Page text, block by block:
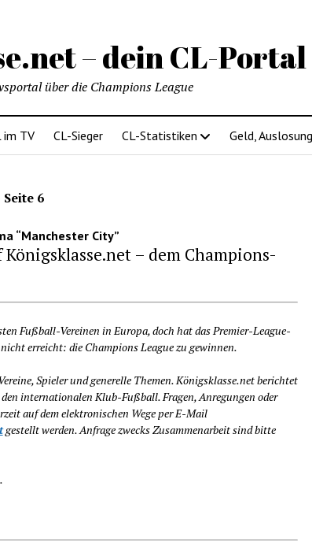
– dein CL-Portal
über die Champions League
im TV CL-Sieger CL-Statistiken Geld,
Seite 6
“Manchester City”
– dem Champions-
Fußball-Vereinen in Europa, doch hat das Premier-League-
erreicht: die Champions League zu gewinnen.
Spieler und generelle Themen. Königsklasse.net berichtet
internationalen Klub-Fußball. Fragen, Anregungen oder
auf dem elektronischen Wege per E-Mail
gestellt werden. Anfrage zwecks Zusammenarbeit sind bitte
.